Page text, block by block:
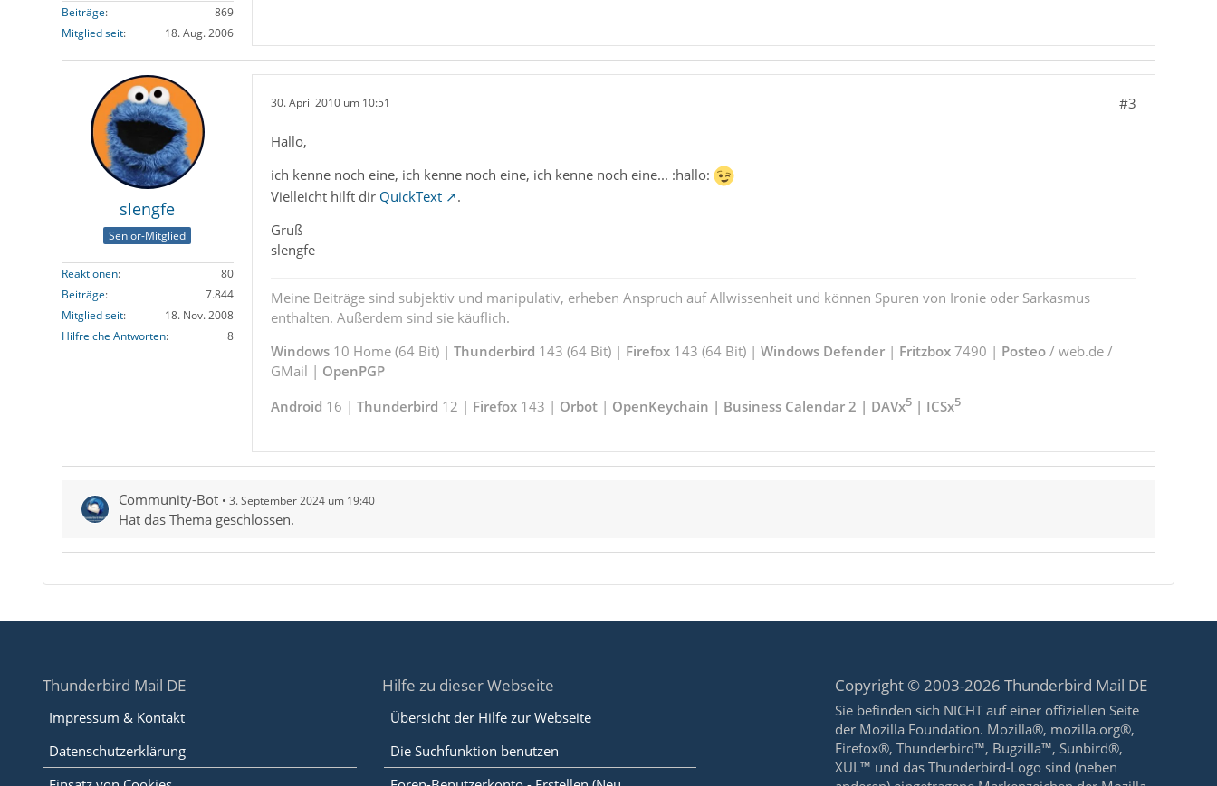
Beiträge
869
Mitglied seit
18. Aug. 2006
slengfe
Senior-Mitglied
Reaktionen
80
Beiträge
7.844
Mitglied seit
18. Nov. 2008
Hilfreiche Antworten
8
30. April 2010 um 10:51 #3
Hallo,
ich kenne noch eine, ich kenne noch eine, ich kenne noch eine... :hallo:
Vielleicht hilft dir QuickText
.
Gruß
slengfe
Meine Beiträge sind subjektiv und manipulativ, erheben Anspruch auf Allwissenheit und können Spuren von Ironie oder Sarkasmus
enthalten. Außerdem sind sie käuflich.
Windows10 Home (64 Bit) | Thunderbird 143 (64 Bit) | Firefox143 (64 Bit) | Windows Defender| Fritzbox7490 | Posteo/ web.de /
GMail | OpenPGP
Android 16 | Thunderbird 12 | Firefox143 | Orbot| OpenKeychain | Business Calendar 2 | DAVx5| ICSx5
Community-Bot 3. September 2024 um 19:40
Hat das Thema geschlossen.
Thunderbird Mail DE
Impressum & Kontakt
Datenschutzerklärung
Hilfe zu dieser Webseite
Übersicht der Hilfe zur Webseite
Die Suchfunktion benutzen
Copyright © 2003-2026 Thunderbird Mail DE
Sie befinden sich NICHT auf einer offiziellen Seite
der Mozilla Foundation. Mozilla®, mozilla.org®,
Firefox®, Thunderbird™, Bugzilla™, Sunbird®,
XUL™ und das Thunderbird-Logo sind (neben